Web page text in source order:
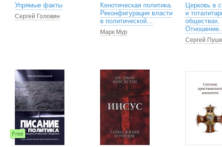
Упрямые факты
Сергей Головин
Кенотическая политика.
Реконфигурация власти
в политической…
Марк Мур
Церковь в
и
обществах.
Сергей
Free